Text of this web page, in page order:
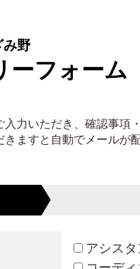
み野
ーフォーム
力いただき、確認事項
ますと自動でメールが
アシス